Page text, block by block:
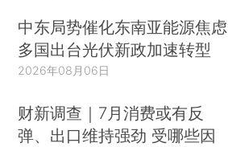
中东局势催化东南亚能源焦虑
多国出台光伏新政加速转型
2026年08月06日
财新调查｜7月消费或有反
弹、出口维持强劲 受哪些因